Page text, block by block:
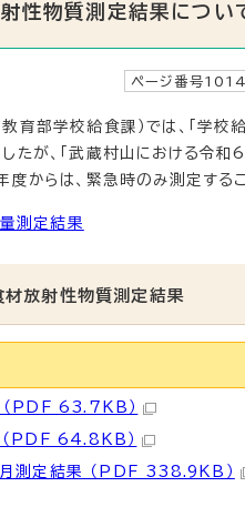
性物質測定結果につい
ページ番号
育部学校給食課）では、「学
たが、「武蔵村山における令
度からは、緊急時のみ測定するこ
測定結果
放射性物質測定結果
PDF 63.7KB）
PDF 64.8KB）
測定結果 （PDF 338.9KB）